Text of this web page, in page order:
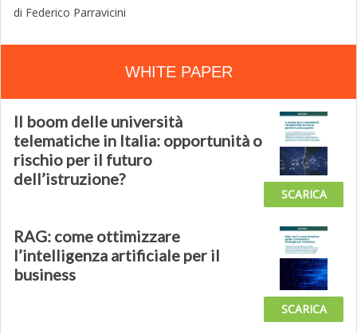
di Federico Parravicini
WHITE PAPER
Il boom delle università
telematiche in Italia: opportunità o
rischio per il futuro
dell’istruzione?
SCARICA
RAG: come ottimizzare
l’intelligenza artificiale per il
business
SCARICA